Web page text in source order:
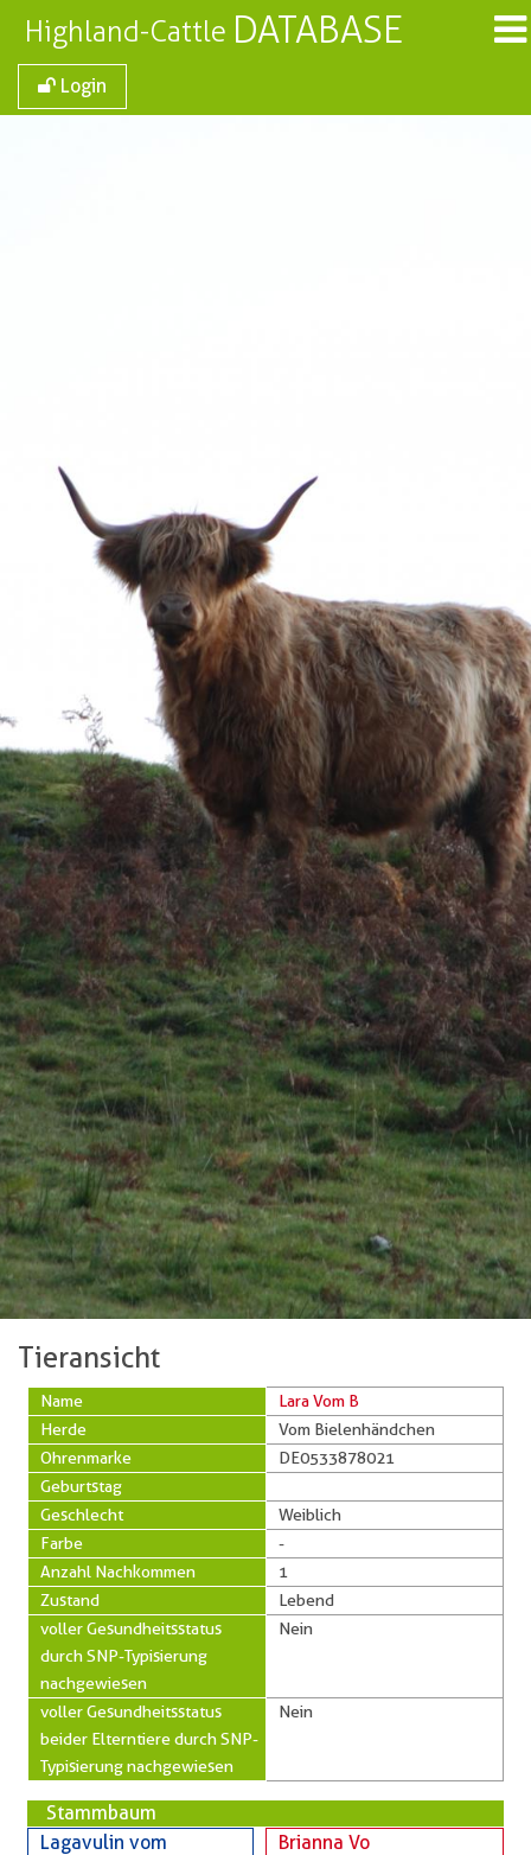
Highland-Cattle DATABASE
Login
Tieransicht
Name
Lara Vom B
Herde
Vom Bielenhändchen
Ohrenmarke
DE0533878021
Geburtstag
Geschlecht
Weiblich
Farbe
-
Anzahl Nachkommen
1
Zustand
Lebend
voller Gesundheitsstatus
durch SNP-Typisierung
nachgewiesen
Nein
voller Gesundheitsstatus
beider Elterntiere durch SNP-
Typisierung nachgewiesen
Nein
Stammbaum
Lagavulin vom
Brianna Vo